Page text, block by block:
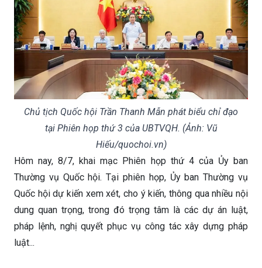
Chủ tịch Quốc hội Trần Thanh Mẫn phát biểu chỉ đạo
tại Phiên họp thứ 3 của UBTVQH. (Ảnh: Vũ
Hiếu/quochoi.vn)
Hôm nay, 8/7, khai mạc Phiên họp thứ 4 của Ủy ban
Thường vụ Quốc hội. Tại phiên họp, Ủy ban Thường vụ
Quốc hội dự kiến xem xét, cho ý kiến, thông qua nhiều nội
dung quan trọng, trong đó trọng tâm là các dự án luật,
pháp lệnh, nghị quyết phục vụ công tác xây dựng pháp
luật...